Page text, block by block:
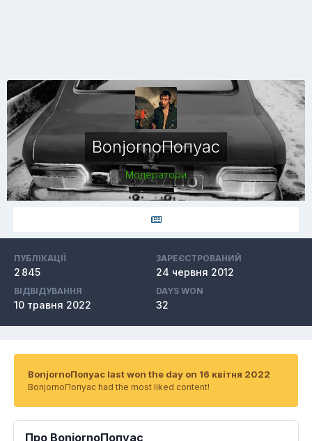
BonjornoПопуас
Модератори
ПУБЛІКАЦІЇ
2 845
ЗАРЕЄСТРОВАНИЙ
24 червня 2012
ВІДВІДУВАННЯ
10 травня 2022
DAYS WON
32
BonjornoПопуас last won the day on 16 квітня 2022
BonjornoПопуас had the most liked content!
Про BonjornoПопуас